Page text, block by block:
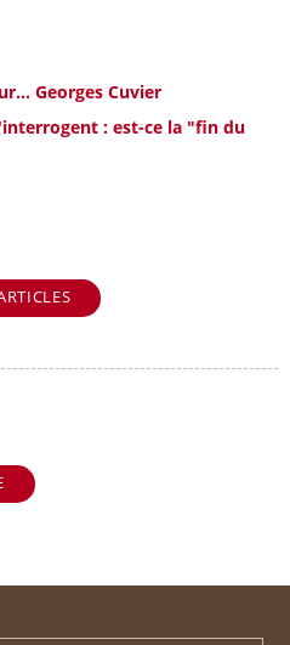
Georges Cuvier
: est-ce la "fin du